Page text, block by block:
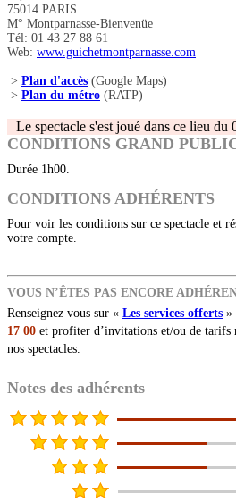
75014 PARIS
M° Montparnasse-Bienvenüe
Tél: 01 43 27 88 61
Web: www.guichetmontparnasse.com
> Plan d'accès (Google Maps)
> Plan du métro (RATP)
Le spectacle s'est joué dans ce lieu
CONDITIONS GRAND
Durée 1h00.
CONDITIONS ADHÉRENTS
Pour voir les conditions sur ce spectacle et
votre compte.
VOUS N’ÊTES PAS ENCORE
Renseignez vous sur « Les services offerts »
17 00 et profiter d’invitations et/ou de tarifs
nos spectacles.
Notes des adhérents